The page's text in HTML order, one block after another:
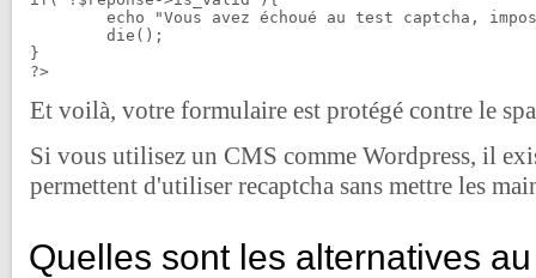
}
Et voilà, votre formulaire est protégé contre le
Si vous utilisez un CMS comme Wordpress, il
permettent d'utiliser recaptcha sans mettre les
Quelles sont les alternatives